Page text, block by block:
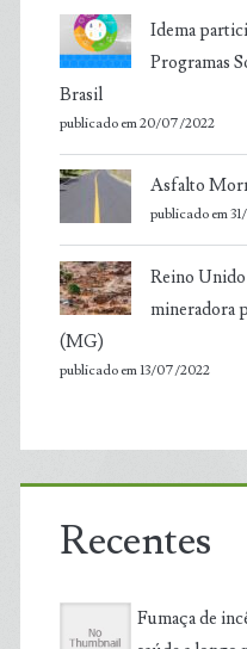
Idema
Programas
Brasil
publicado em 20/07/2022
Asfalto
publicado em
Reino
mineradora
(MG)
publicado em 13/07/2022
Recentes
Fumaça de